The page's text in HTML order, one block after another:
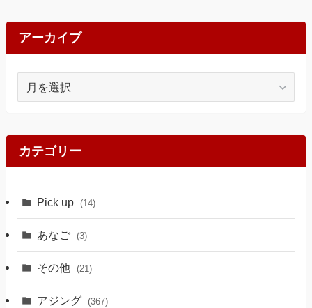
アーカイブ
ブ
カテゴリー
Pick up (14)
あなご (3)
その他 (21)
アジング (367)